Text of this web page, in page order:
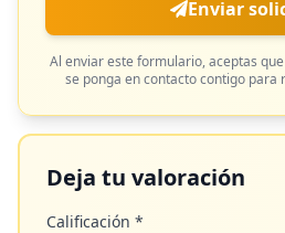
Enviar
Al enviar este formulario, aceptas que
se ponga en contacto contigo para
Deja tu valoración
Calificación *